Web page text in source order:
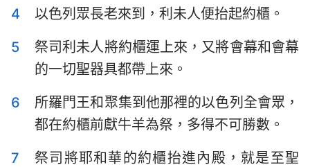
約珥書 阿摩司書
俄巴底亞書 約拿書
哈巴谷書 西番雅書
4
以色列眾長老來到，利未人便抬起約櫃。
5
祭司利未人將約櫃運上來，又將會幕和會幕
的一切聖器具都帶上來。
6
所羅門王和聚集到他那裡的以色列全會眾，
都在約櫃前獻牛羊為祭，多得不可勝數。
7
祭司將耶和華的約櫃抬進內殿，就是至聖